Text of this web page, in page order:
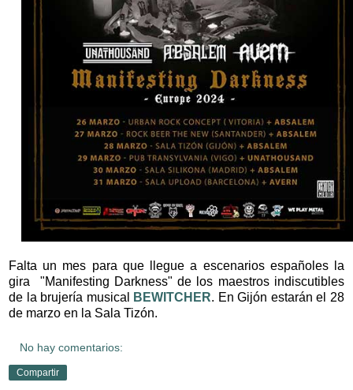
Falta un mes para que llegue a escenarios españoles la
gira
"Manifesting Darkness" de los maestros indiscutibles
de la brujería musical
BEWITCHER. En Gijón estarán el 28
de marzo en la Sala Tizón.
No hay comentarios:
Compartir